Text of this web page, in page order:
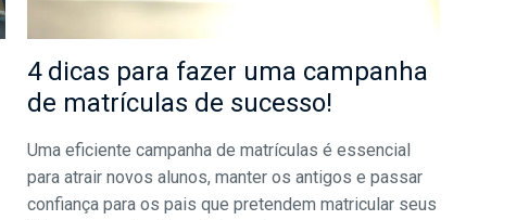
4 dicas para fazer uma campanha
de matrículas de sucesso!
Uma eficiente campanha de matrículas é essencial
para atrair novos alunos, manter os antigos e passar
confiança para os pais que pretendem matricular seus